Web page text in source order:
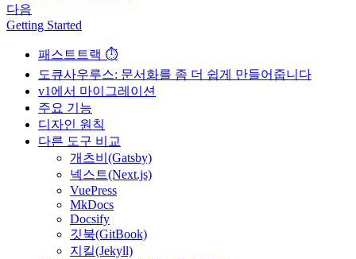
다음
Getting Started
패스트트랙 ⏱️
도큐사우루스: 문서화를 좀 더 쉽게 만들어줍니다
v1에서 마이그레이션
주요 기능
디자인 원칙
다른 도구 비교
개츠비(Gatsby)
넥스트(Next.js)
VuePress
MkDocs
Docsify
깃북(GitBook)
지킬(Jekyll)